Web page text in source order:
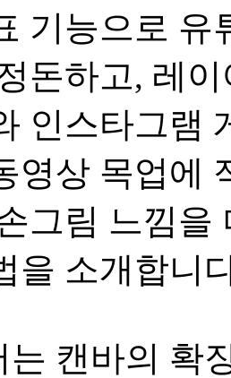
기능으로 유
돈하고, 레
인스타그램
영상 목업에
그림 느낌을
을 소개합니
는 캔바의 확